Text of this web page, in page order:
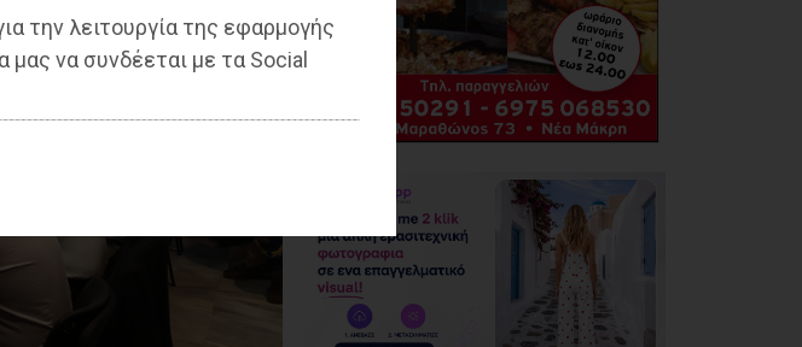
την λειτουργία της εφαρμογής
μας να συνδέεται με τα Social